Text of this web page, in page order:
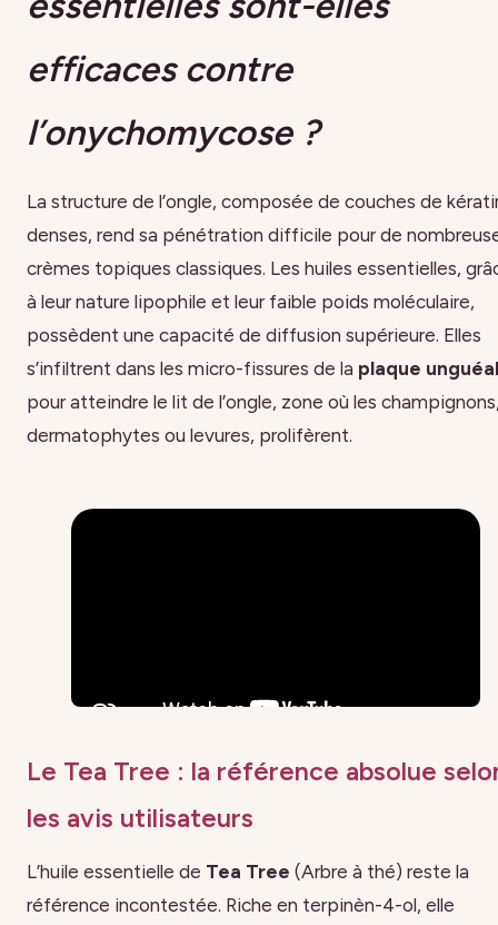
efficaces contre
l’onychomycose ?
La structure de l’ongle, composée de couches de
denses, rend sa pénétration difficile pour de
crèmes topiques classiques. Les huiles essentielles,
à leur nature lipophile et leur faible poids moléculaire,
possèdent une capacité de diffusion supérieure. Elles
s’infiltrent dans les micro-fissures de la plaque
pour atteindre le lit de l’ongle, zone où les
dermatophytes ou levures, prolifèrent.
Le Tea Tree : la référence absolue
les avis utilisateurs
L’huile essentielle de Tea Tree (Arbre à thé) reste la
référence incontestée. Riche en terpinèn-4-ol, elle